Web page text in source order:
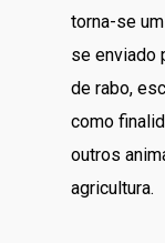
torna-se
se enviado
de rabo,
como
outros
agricultura.